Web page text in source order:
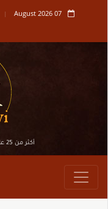
07 August 2026
أكثر من 25 عامًا في خدمة تاريـخ وتراث مكة المكرمة